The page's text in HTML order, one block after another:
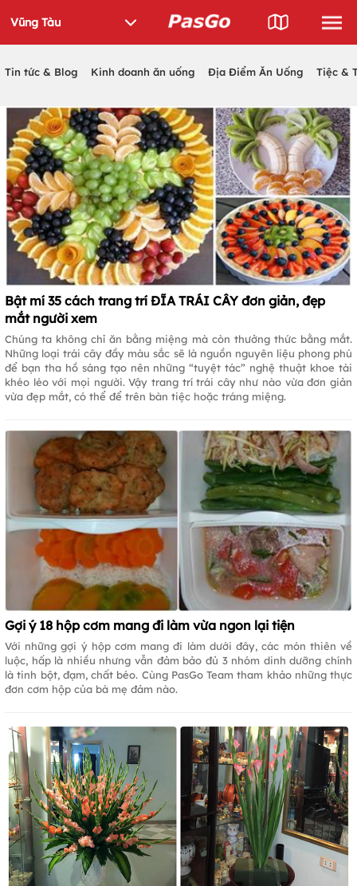
Tin tức & Blog Kinh doanh ăn uống Địa Điểm Ăn Uống Tiệc &
Bật mí 35 cách trang trí ĐĨA TRÁI CÂY đơn giản, đẹp
mắt người xem
Chúng ta không chỉ ăn bằng miệng mà còn thưởng thức bằng mắt.
Những loại trái cây đầy màu sắc sẽ là nguồn nguyên liệu phong phú
để bạn tha hồ sáng tạo nên những “tuyệt tác” nghệ thuật khoe tài
khéo léo với mọi người. Vậy trang trí trái cây như nào vừa đơn giản
vừa đẹp mắt, có thể để trên bàn tiệc hoặc tráng miệng.
Gợi ý 18 hộp cơm mang đi làm vừa ngon lại tiện
Với những gợi ý hộp cơm mang đi làm dưới đây, các món thiên về
luộc, hấp là nhiều nhưng vẫn đảm bảo đủ 3 nhóm dinh dưỡng chính
là tinh bột, đạm, chất béo. Cùng PasGo Team tham khảo những thực
đơn cơm hộp của bà mẹ đảm nào.